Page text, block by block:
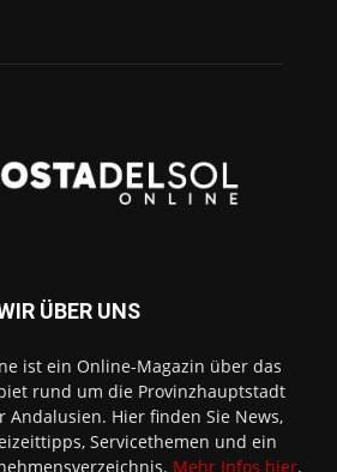
ÜBER UNS
ist ein Online-Magazin über das
rund um die Provinzhauptstadt
Andalusien. Hier finden Sie News,
Servicethemen und ein
Mehr Infos hier.